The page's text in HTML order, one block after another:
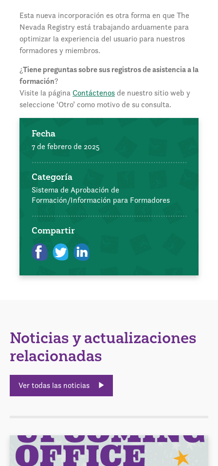
Esta nueva incorporación es otra forma en que The
Nevada Registry está trabajando arduamente para
optimizar la experiencia del usuario para nuestros
formadores y miembros.
¿Tiene preguntas sobre sus registros de asistencia a la
formación?
Visite la página Contáctenosde nuestro sitio web y
seleccione ‘Otro’ como motivo de su consulta.
Fecha
7 de febrero de 2025
Categoría
Sistema de Aprobación de
Formación/Información para Formadores
Compartir
Noticias y actualizaciones
relacionadas
Ver todas las noticias